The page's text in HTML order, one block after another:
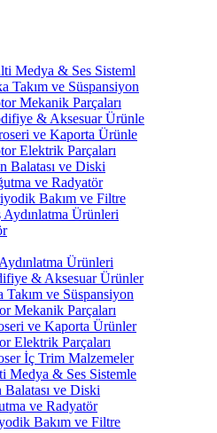
Medya & Ses Sisteml
Takım ve Süspansiyon
Mekanik Parçaları
& Aksesuar Ürünle
ve Kaporta Ürünle
Elektrik Parçaları
Balatası ve Diski
ve Radyatör
Bakım ve Filtre
Aydınlatma Ürünleri
Ürünleri
& Aksesuar Ürünler
Takım ve Süspansiyon
Mekanik Parçaları
ve Kaporta Ürünler
Elektrik Parçaları
İç Trim Malzemeler
Medya & Ses Sistemle
Balatası ve Diski
ve Radyatör
Bakım ve Filtre